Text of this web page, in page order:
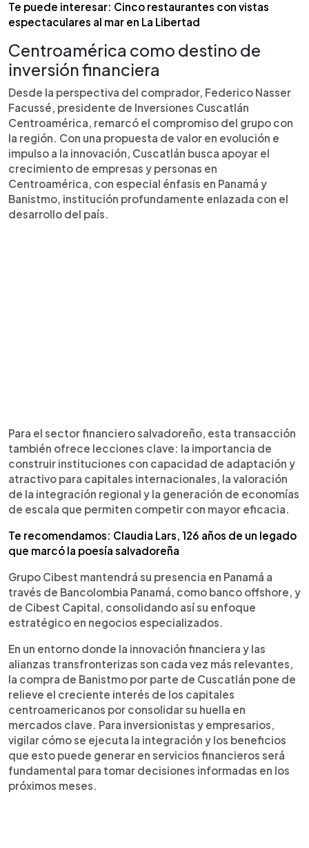
Te puede interesar: Cinco restaurantes con vistas
espectaculares al mar en La Libertad
Centroamérica como destino de
inversión financiera
Desde la perspectiva del comprador, Federico Nasser
Facussé, presidente de Inversiones Cuscatlán
Centroamérica, remarcó el compromiso del grupo con
la región. Con una propuesta de valor en evolución e
impulso a la innovación, Cuscatlán busca apoyar el
crecimiento de empresas y personas en
Centroamérica, con especial énfasis en Panamá y
Banistmo, institución profundamente enlazada con el
desarrollo del país.
Para el sector financiero salvadoreño, esta transacción
también ofrece lecciones clave: la importancia de
construir instituciones con capacidad de adaptación y
atractivo para capitales internacionales, la valoración
de la integración regional y la generación de economías
de escala que permiten competir con mayor eficacia.
Te recomendamos: Claudia Lars, 126 años de un legado
que marcó la poesía salvadoreña
Grupo Cibest mantendrá su presencia en Panamá a
través de Bancolombia Panamá, como banco offshore, y
de Cibest Capital, consolidando así su enfoque
estratégico en negocios especializados.
En un entorno donde la innovación financiera y las
alianzas transfronterizas son cada vez más relevantes,
la compra de Banistmo por parte de Cuscatlán pone de
relieve el creciente interés de los capitales
centroamericanos por consolidar su huella en
mercados clave. Para inversionistas y empresarios,
vigilar cómo se ejecuta la integración y los beneficios
que esto puede generar en servicios financieros será
fundamental para tomar decisiones informadas en los
próximos meses.